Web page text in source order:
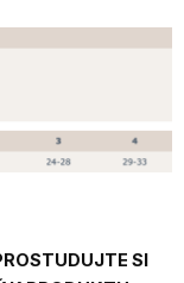
SI